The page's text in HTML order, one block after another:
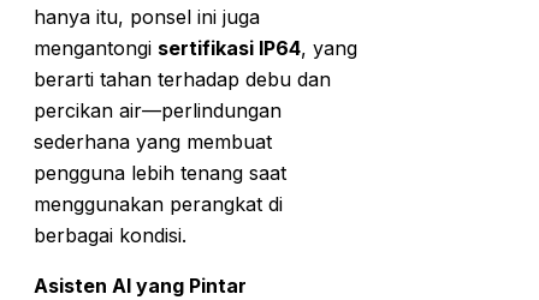
hanya itu, ponsel ini juga
mengantongi sertifikasi IP64, yang
berarti tahan terhadap debu dan
percikan air—perlindungan
sederhana yang membuat
pengguna lebih tenang saat
menggunakan perangkat di
berbagai kondisi.
Asisten AI yang Pintar